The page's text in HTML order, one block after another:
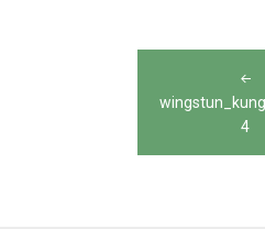
navigation
4